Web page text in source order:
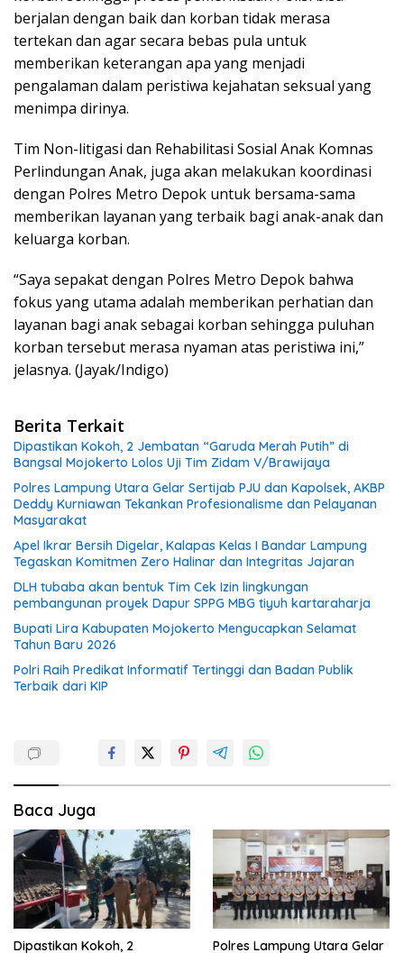
berjalan dengan baik dan korban tidak merasa
tertekan dan agar secara bebas pula untuk
memberikan keterangan apa yang menjadi
pengalaman dalam peristiwa kejahatan seksual yang
menimpa dirinya.
Tim Non-litigasi dan Rehabilitasi Sosial Anak Komnas
Perlindungan Anak, juga akan melakukan koordinasi
dengan Polres Metro Depok untuk bersama-sama
memberikan layanan yang terbaik bagi anak-anak dan
keluarga korban.
“Saya sepakat dengan Polres Metro Depok bahwa
fokus yang utama adalah memberikan perhatian dan
layanan bagi anak sebagai korban sehingga puluhan
korban tersebut merasa nyaman atas peristiwa ini,”
jelasnya. (Jayak/Indigo)
Berita Terkait
Dipastikan Kokoh, 2 Jembatan “Garuda Merah Putih” di
Bangsal Mojokerto Lolos Uji Tim Zidam V/Brawijaya
Polres Lampung Utara Gelar Sertijab PJU dan Kapolsek, AKBP
Deddy Kurniawan Tekankan Profesionalisme dan Pelayanan
Masyarakat
Apel Ikrar Bersih Digelar, Kalapas Kelas I Bandar Lampung
Tegaskan Komitmen Zero Halinar dan Integritas Jajaran
DLH tubaba akan bentuk Tim Cek Izin lingkungan
pembangunan proyek Dapur SPPG MBG tiyuh kartaraharja
Bupati Lira Kabupaten Mojokerto Mengucapkan Selamat
Tahun Baru 2026
Polri Raih Predikat Informatif Tertinggi dan Badan Publik
Terbaik dari KIP
Baca Juga
Dipastikan Kokoh, 2
Polres Lampung Utara Gelar